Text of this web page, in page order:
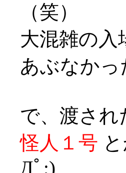
（笑）
大混雑の入
あぶなかっ
で、渡さ
怪人１号
Дﾟ;)